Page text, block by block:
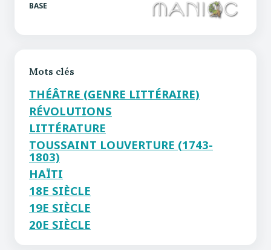
BASE
Mots clés
THÉÂTRE (GENRE LITTÉRAIRE)
RÉVOLUTIONS
LITTÉRATURE
TOUSSAINT LOUVERTURE (1743-
1803)
HAÏTI
18E SIÈCLE
19E SIÈCLE
20E SIÈCLE